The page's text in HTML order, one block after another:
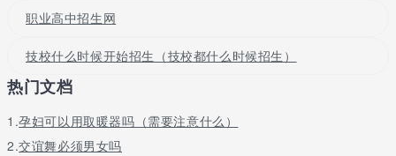
者（合格考生卡号见海南省考试局相关公告附表2）。
根据《海南省教育厅关于做好2022年农村订单定向免费医学生招生
后，必须与市、县卫生行政部门、人力资源和社会保障行政部门签
定向市、县、乡镇卫生中心工作6年以上（专科医学生包括助理全科
医生培训2年）。
职业高中招生网
技校什么时候开始招生（技校都什么时候招生）
热门文档
1.孕妇可以用取暖器吗（需要注意什么）
2.交谊舞必须男女吗